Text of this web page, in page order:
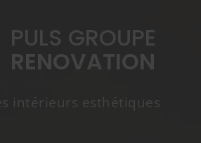
PULS GROUPE
RENOVATION
intérieurs esthétiques